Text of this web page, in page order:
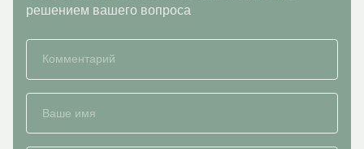
решением вашего вопроса